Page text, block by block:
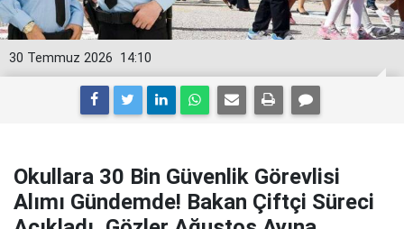
14:10
30 Temmuz 2026
Okullara 30 Bin Güvenlik Görevlisi
Alımı Gündemde! Bakan Çiftçi Süreci